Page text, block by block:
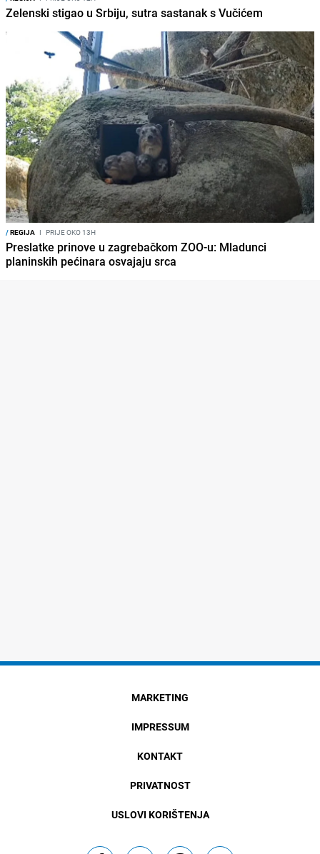
Zelenski stigao u Srbiju, sutra sastanak s Vučićem
/REGIJA I PRIJE OKO 13H
Preslatke prinove u zagrebačkom ZOO-u: Mladunci
planinskih pećinara osvajaju srca
MARKETING
IMPRESSUM
KONTAKT
PRIVATNOST
USLOVI KORIŠTENJA